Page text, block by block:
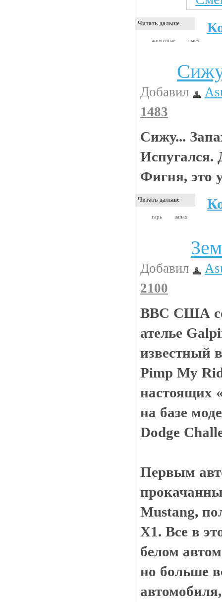
Читать дальше
животные смех
Добавил
1483
Сижу...
Испугался.
Фигня, это
Читать дальше
гарь запах
Добавил
2100
ВВС США
ателье
известный
Pimp My
настоящих
на базе
Dodge
Первым
Mustang,
X1. Все в
белом
но больше